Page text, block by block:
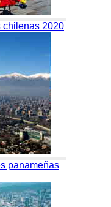
chilenas 2020
panameñas